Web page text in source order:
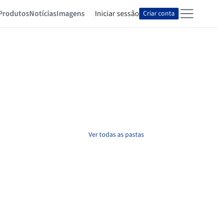
NotíciasImagens Iniciar sessão Criar conta
Ver todas as pastas